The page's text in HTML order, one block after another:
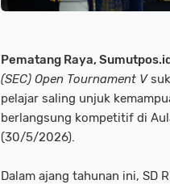
Pematang Raya,
(SEC) Open Tournament V
pelajar saling unjuk
berlangsung kompetitif di
(30/5/2026).
Dalam ajang tahunan ini, SD